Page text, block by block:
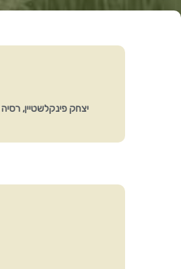
יצחק פינקלשטיין, רסיה